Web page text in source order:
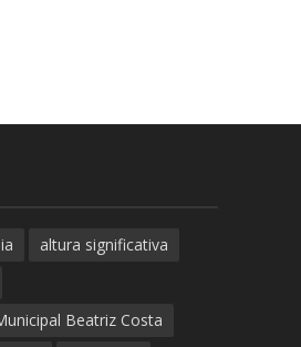
altura significativa
Beatriz Costa